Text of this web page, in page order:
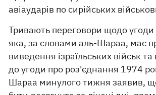
авіаударів по сирійських
Тривають переговори щодо угоди
яка, за словами аль-Шараа, має
виведення ізраїльських військ
до угоди про роз'єднання 1974
Шараа минулого тижня заявив,